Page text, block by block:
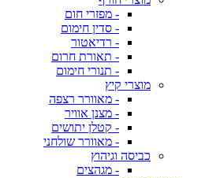
- מפזרי חום
- סדין חימום
- רדיאטור
- תאורת חרום
- תנורי חימום
מוצרי קיץ
- מאוורר רצפה
- מצנן אוויר
- קטלן יתושים
- מאוורר שולחני
כביסה וגיהוץ
- מגהצים